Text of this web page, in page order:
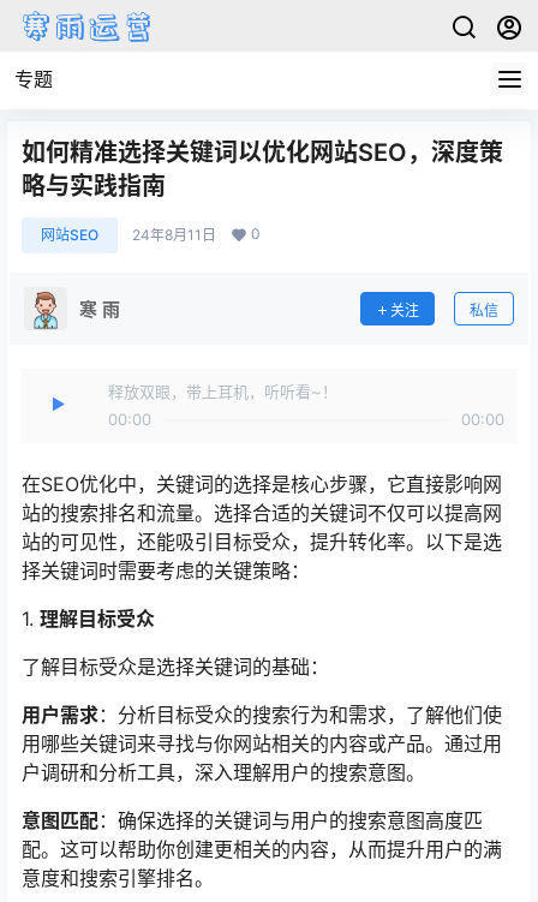
专题
如何精准选择关键词以优化网站SEO，深度策
略与实践指南
网站SEO 24年8月11日 0
寒 雨 关注 私信
释放双眼，带上耳机，听听看~！
00:00
00:00
在SEO优化中，关键词的选择是核心步骤，它直接影响网
站的搜索排名和流量。选择合适的关键词不仅可以提高网
站的可见性，还能吸引目标受众，提升转化率。以下是选
择关键词时需要考虑的关键策略：
1. 理解目标受众
了解目标受众是选择关键词的基础：
用户需求：分析目标受众的搜索行为和需求，了解他们使
用哪些关键词来寻找与你网站相关的内容或产品。通过用
户调研和分析工具，深入理解用户的搜索意图。
意图匹配：确保选择的关键词与用户的搜索意图高度匹
配。这可以帮助你创建更相关的内容，从而提升用户的满
意度和搜索引擎排名。